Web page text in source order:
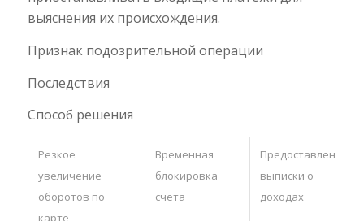
выяснения их происхождения.
Признак подозрительной операции
Последствия
Способ решения
Резкое
увеличение
оборотов по
карте
Временная
блокировка
счета
Предоставление
выписки о
доходах